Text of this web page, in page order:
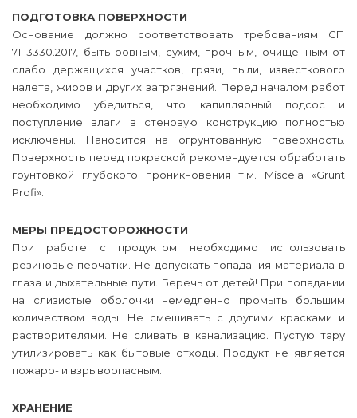
ПОДГОТОВКА ПОВЕРХНОСТИ
Основание должно соответствовать требованиям СП
71.13330.2017, быть ровным, сухим, прочным, очищенным от
слабо держащихся участков, грязи, пыли, известкового
налета, жиров и других загрязнений. Перед началом работ
необходимо убедиться, что капиллярный подсос и
поступление влаги в стеновую конструкцию полностью
исключены. Наносится на огрунтованную поверхность.
Поверхность перед покраской рекомендуется обработать
грунтовкой глубокого проникновения т.м. Miscela «Grunt
Profi».
МЕРЫ ПРЕДОСТОРОЖНОСТИ
При работе с продуктом необходимо использовать
резиновые перчатки. Не допускать попадания материала в
глаза и дыхательные пути. Беречь от детей! При попадании
на слизистые оболочки немедленно промыть большим
количеством воды. Не смешивать с другими красками и
растворителями. Не сливать в канализацию. Пустую тару
утилизировать как бытовые отходы. Продукт не является
пожаро- и взрывоопасным.
ХРАНЕНИЕ